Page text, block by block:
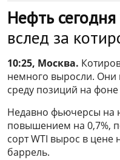
Нефть
вслед за
10:25, Москва.
немного выросли. Они
среду позиций на
Недавно фьючерсы на
повышением на 0,7%,
сорт WTI вырос в цене
баррель.